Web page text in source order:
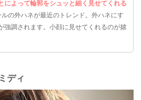
によって輪郭をシュッと細く見せてくれる
の外ハネが最近のトレンド。外ハネにす
強調されます。小顔に見せてくれるのが嬉
ディ